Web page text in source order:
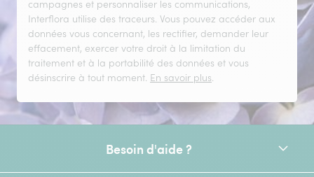
campagnes et personnaliser les communications,
Interflora utilise des traceurs. Vous pouvez accéder aux
données vous concernant, les rectifier, demander leur
effacement, exercer votre droit à la limitation du
traitement et à la portabilité des données et vous
désinscrire à tout moment. En savoir plus.
Besoin d'aide ?